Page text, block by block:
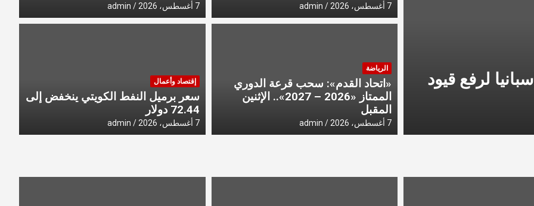
كبتاغون
إيطاليا ترفض الاستجابة لطلب من إسبانيا لرفع قيود
على الحدود
7 أغسطس، 2026 admin
الرياضة
«اتحاد القدم»: سحب قرعة الدوري
الممتاز «2026 – 2027».. الإثنين
المقبل
7 أغسطس، 2026 admin
7 أغسطس، 2026 admin
إقتصاد وأعمال
سعر برميل النفط الكويتي ينخفض إلى
72.44 دولار
7 أغسطس، 2026 admin